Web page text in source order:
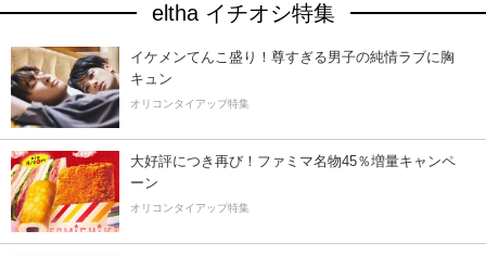
eltha イチオシ特集
イケメンてんこ盛り！尊すぎる男子の純情ラブに胸
キュン
オリコンタイアップ特集
大好評につき再び！ファミマ名物45％増量キャンペ
ーン
オリコンタイアップ特集